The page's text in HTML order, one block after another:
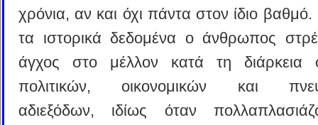
χρόνια, αν και όχι πάντα στον ίδιο
τα ιστορικά δεδομένα ο άνθρωπος
άγχος στο μέλλον κατά τη διάρκεια
πολιτικών, οικονομικών και
αδιεξόδων, ιδίως όταν